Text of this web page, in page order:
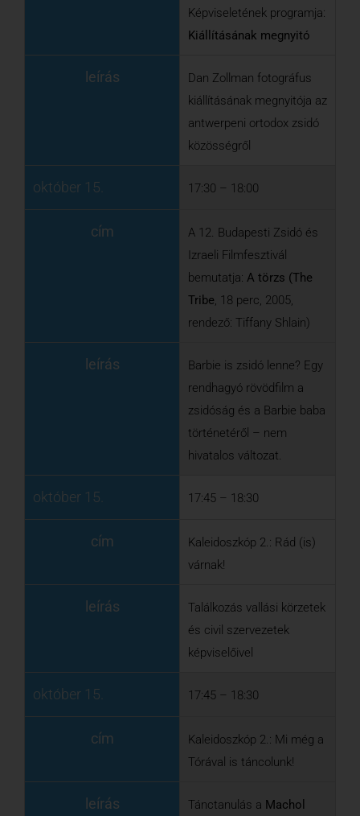
A 12. Budapesti Zsidó és
bemutatja:A törzs (The
Tribe, 18 perc, 2005,
rendező: Tiffany Shlain)
leírás
rendhagyó rövödfilm a
történetéről – nem
hivatalos változat.
17:45 – 18:30
cím
várnak!
Találkozás vallási körzetek
és civil szervezetek
képviselőivel
október 15. 17:45 – 18:30
cím
Kaleidoszkóp 2.: Mi még a
Tórával is táncolunk!
leírás Tánctanulás aMachol
Hungária Tánccsoporttal
október 15.
cím
Sefardito Quartett
műsora Szefárd zene.